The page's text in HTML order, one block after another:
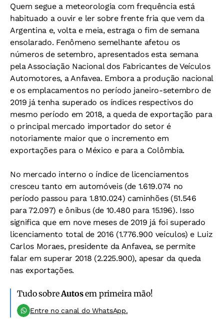
Quem segue a meteorologia com frequência está
habituado a ouvir e ler sobre frente fria que vem da
Argentina e, volta e meia, estraga o fim de semana
ensolarado. Fenômeno semelhante afetou os
números de setembro, apresentados esta semana
pela Associação Nacional dos Fabricantes de Veículos
Automotores, a Anfavea. Embora a produção nacional
e os emplacamentos no período janeiro-setembro de
2019 já tenha superado os índices respectivos do
mesmo período em 2018, a queda de exportação para
o principal mercado importador do setor é
notoriamente maior que o incremento em
exportações para o México e para a Colômbia.
No mercado interno o índice de licenciamentos
cresceu tanto em automóveis (de 1.619.074 no
período passou para 1.810.024) caminhões (51.546
para 72.097) e ônibus (de 10.480 para 15.196). Isso
significa que em nove meses de 2019 já foi superado
licenciamento total de 2016 (1.776.900 veículos) e Luiz
Carlos Moraes, presidente da Anfavea, se permite
falar em superar 2018 (2.225.900), apesar da queda
nas exportações.
Tudo sobreAutosem primeira mão!
Entre no canal do WhatsApp.